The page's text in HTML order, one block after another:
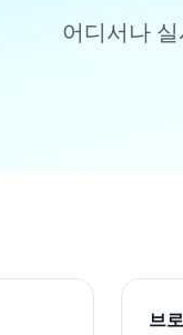
어디서나
브